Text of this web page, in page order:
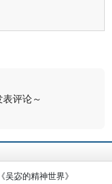
表评论～
宓的精神世界》